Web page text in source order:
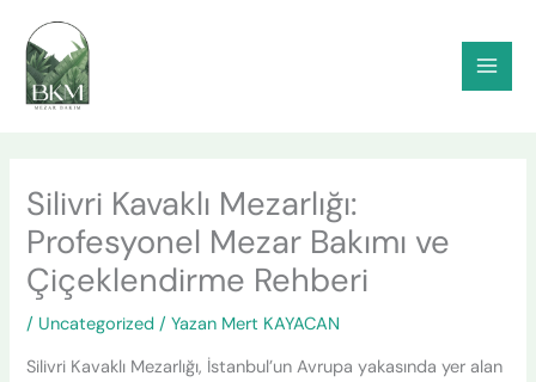
atla
Silivri Kavaklı Mezarlığı:
Profesyonel Mezar Bakımı ve
Çiçeklendirme Rehberi
/ Uncategorized / Yazan Mert KAYACAN
Silivri Kavaklı Mezarlığı, İstanbul’un Avrupa yakasında yer alan